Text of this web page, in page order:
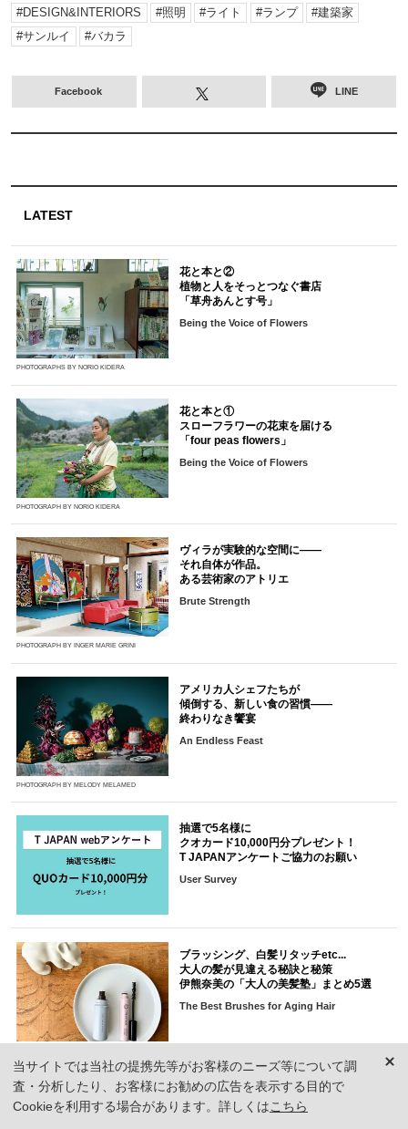
DESIGN&INTERIORS 照明 ライト ランプ
建築家
サンルイ
バカラ
Facebook LINE
LATEST
PHOTOGRAPHS BY NORIO KIDERA
花と本と②
植物と人をそっとつなぐ書店
「草舟あんとす号」
Being the Voice of Flowers
PHOTOGRAPH BY NORIO KIDERA
花と本と①
スローフラワーの花束を届ける
「four peas flowers」
Being the Voice of Flowers
PHOTOGRAPH BY INGER MARIE GRINI
ヴィラが実験的な空間に――
それ自体が作品。
ある芸術家のアトリエ
Brute Strength
PHOTOGRAPH BY MELODY MELAMED
アメリカ人シェフたちが
傾倒する、新しい食の習慣――
終わりなき饗宴
An Endless Feast
抽選で5名様に
クオカード10,000円分プレゼント！
T JAPANアンケートご協力のお願い
User Survey
ブラッシング、白髪リタッチetc...
大人の髪が見違える秘訣と秘策
伊熊奈美の「大人の美髪塾」まとめ5選
The Best Brushes for Aging Hair
アーティストたちと
ともに紡いでいく家
「メゾン・モナ」の物語
当サイトでは当社の提携先等がお客様のニーズ等について調
査・分析したり、お客様にお勧めの広告を表示する目的で
Cookieを利用する場合があります。詳しくはこちら